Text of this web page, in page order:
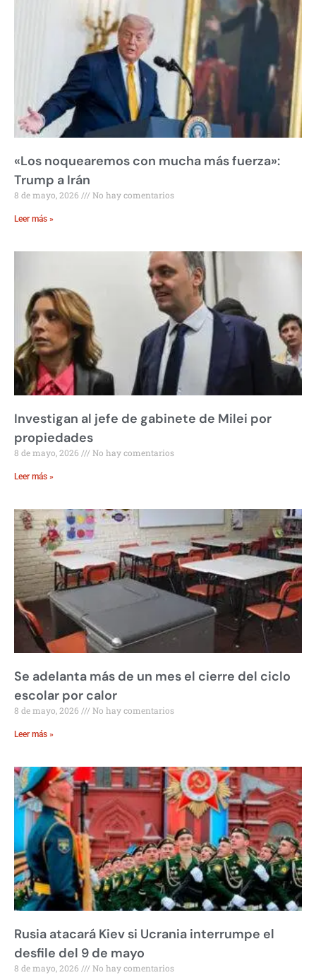
«Los noquearemos con mucha más fuerza»:
Trump a Irán
8 de mayo, 2026 No hay comentarios
Leer más »
Investigan al jefe de gabinete de Milei por
propiedades
8 de mayo, 2026 No hay comentarios
Leer más »
Se adelanta más de un mes el cierre del ciclo
escolar por calor
8 de mayo, 2026 No hay comentarios
Leer más »
Rusia atacará Kiev si Ucrania interrumpe el
desfile del 9 de mayo
8 de mayo, 2026 No hay comentarios